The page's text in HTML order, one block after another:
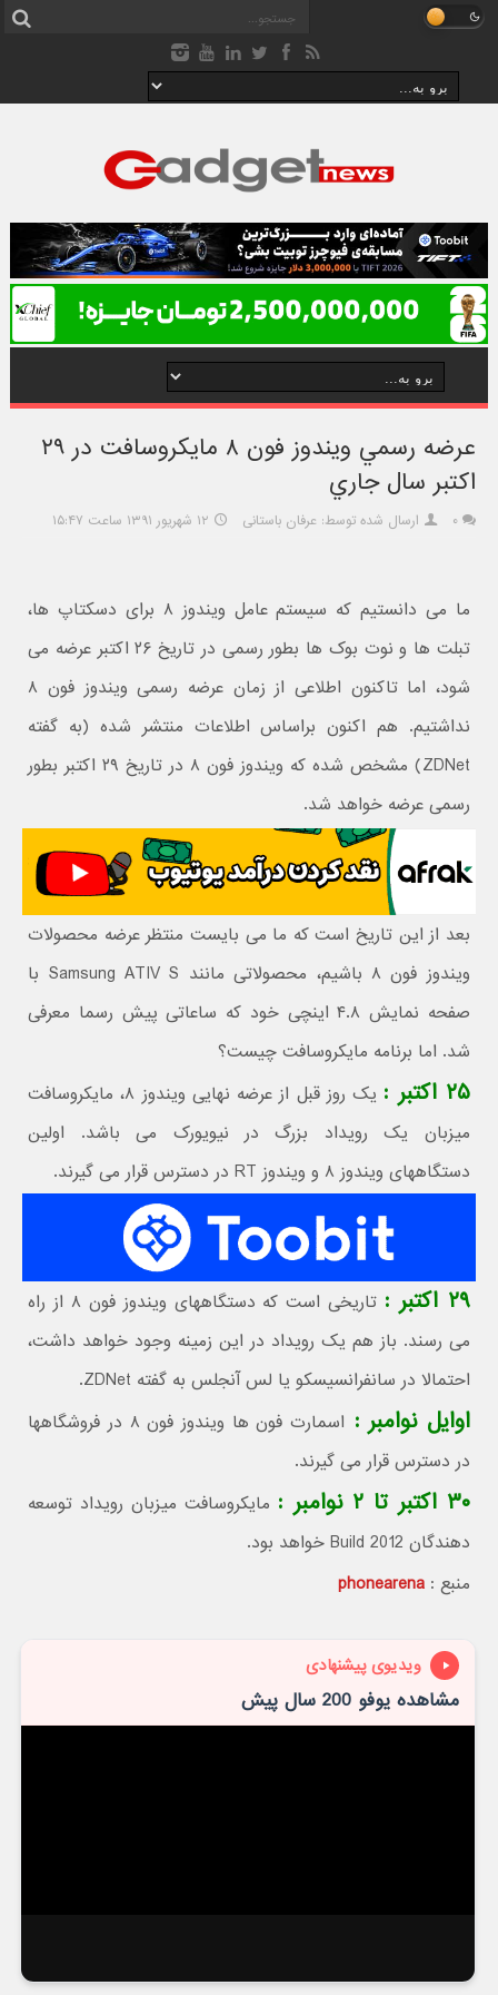
عرضه رسمي ويندوز فون ۸ مايکروسافت در ۲۹
اکتبر سال جاري
۰ ارسال شده توسط: عرفان باستانی ۱۲ شهریور ۱۳۹۱ ساعت ۱۵:۴۷
ما می دانستیم که سیستم عامل ویندوز ۸ برای دسکتاپ ها،
تبلت ها و نوت بوک ها بطور رسمی در تاریخ ۲۶ اکتبر عرضه می
شود، اما تاکنون اطلاعی از زمان عرضه رسمی ویندوز فون ۸
نداشتیم. هم اکنون براساس اطلاعات منتشر شده (به گفته
ZDNet) مشخص شده که ویندوز فون ۸ در تاریخ ۲۹ اکتبر بطور
رسمی عرضه خواهد شد.
بعد از این تاریخ است که ما می بایست منتظر عرضه محصولات
ویندوز فون ۸ باشیم، محصولاتی مانند Samsung ATIV S با
صفحه نمایش ۴.۸ اینچی خود که ساعاتی پیش رسما معرفی
شد. اما برنامه مایکروسافت چیست؟
۲۵ اکتبر :
یک روز قبل از عرضه نهایی ویندوز ۸، مایکروسافت
میزبان یک رویداد بزرگ در نیویورک می باشد. اولین
دستگاههای ویندوز ۸ و ویندوز RT در دسترس قرار می گیرند.
۲۹ اکتبر :
تاریخی است که دستگاههای ویندوز فون ۸ از راه
می رسند. باز هم یک رویداد در این زمینه وجود خواهد داشت،
احتمالا در سانفرانسیسکو یا لس آنجلس به گفته ZDNet.
اوایل نوامبر :
اسمارت فون ها ویندوز فون ۸ در فروشگاهها
در دسترس قرار می گیرند.
۳۰ اکتبر تا ۲ نوامبر :
مایکروسافت میزبان رویداد توسعه
دهندگان Build 2012 خواهد بود.
منبع :phonearena
ویدیوی پیشنهادی
مشاهده یوفو 200 سال پیش